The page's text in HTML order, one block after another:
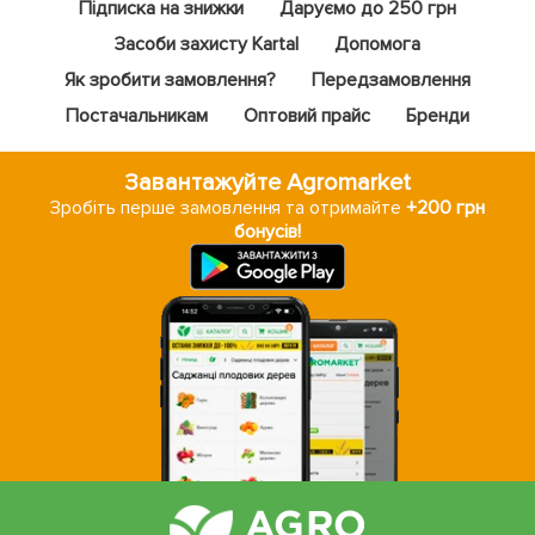
Підписка на знижки
Даруємо до 250 грн
Засоби захисту Kartal
Допомога
Як зробити замовлення?
Передзамовлення
Постачальникам
Оптовий прайс Бренди
Завантажуйте Agromarket
Зробіть перше замовлення та отримайте+200 грн
бонусів!